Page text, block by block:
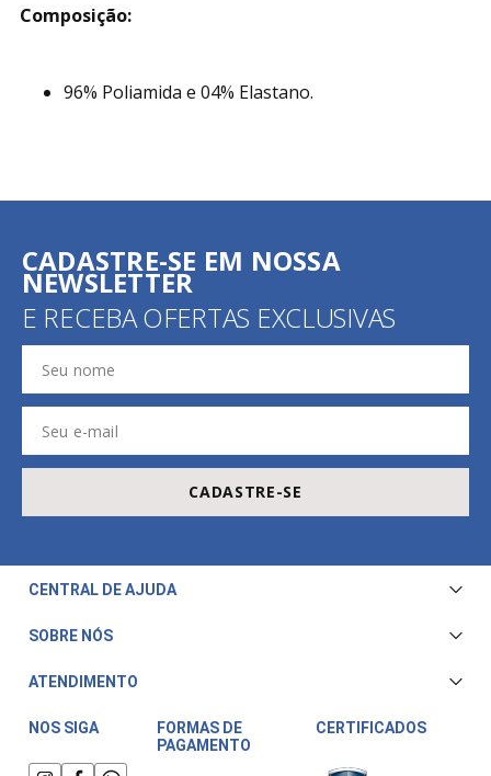
Composição:
96% Poliamida e 04% Elastano.
CADASTRE-SE EM NOSSA
NEWSLETTER
E RECEBA OFERTAS EXCLUSIVAS
CADASTRE-SE
CENTRAL DE AJUDA
Central de Atendimento
Trocas e Devoluções
Fale Conosco
SOBRE NÓS
ATENDIMENTO
Horário de atendimento:
NOS SIGA
FORMAS DE
PAGAMENTO
CERTIFICADOS